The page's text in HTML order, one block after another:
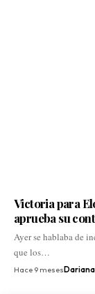
Victoria para
aprueba su
Ayer se hablaba de
que los…
Hace 9 meses